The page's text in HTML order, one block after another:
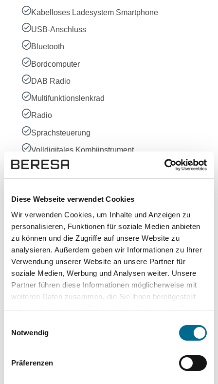
Diese Webseite verwendet Cookies
Wir verwenden Cookies, um Inhalte und Anzeigen zu
personalisieren, Funktionen für soziale Medien anbieten
zu können und die Zugriffe auf unsere Website zu
analysieren. Außerdem geben wir Informationen zu Ihrer
Verwendung unserer Website an unsere Partner für
soziale Medien, Werbung und Analysen weiter. Unsere
Partner führen diese Informationen möglicherweise mit
weiteren Daten zusammen, die Sie ihnen bereitgestellt
haben oder die sie im Rahmen Ihrer Nutzung der Dienste
Cookies, wenn Sie unsere Webseite weiterhin nutzen.
Notwendig
Präferenzen
Kabelloses Ladesystem Smartphone
USB-Anschluss
Bluetooth
Bordcomputer
DAB Radio
Multifunktionslenkrad
Radio
Sprachsteuerung
Volldigitales Kombiinstrument
Elektrische Sitzeinstellung
Kindersitzbefestigung (ISOFIX)
Schaltwippen
Sportsitze